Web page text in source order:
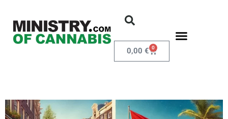
0,00 € 0